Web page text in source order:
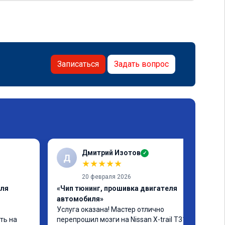
Записаться Задать вопрос
на
Д Дмитрий Изотов ✓
★★★★★
20 февраля 2026
«Чип тюнинг, прошивка двигателя
автомобиля»
Услуга оказана! Мастер отлично
перепрошил мозги на Nissan X-trail T31